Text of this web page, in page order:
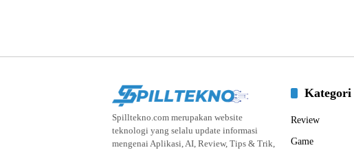
Spilltekno.com merupakan website
teknologi yang selalu update informasi
mengenai Aplikasi, AI, Review, Tips & Trik,
Kategori
Review
Game